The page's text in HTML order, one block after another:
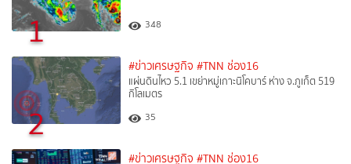
1 348
2
#ข่าวเศรษฐกิจ #TNN ช่อง16
แผ่นดินไหว 5.1 เขย่าหมู่เกาะนิโคบาร์ ห่าง จ.ภูเก็ต 519
กิโลเมตร
35
#ข่าวเศรษฐกิจ #TNN ช่อง16